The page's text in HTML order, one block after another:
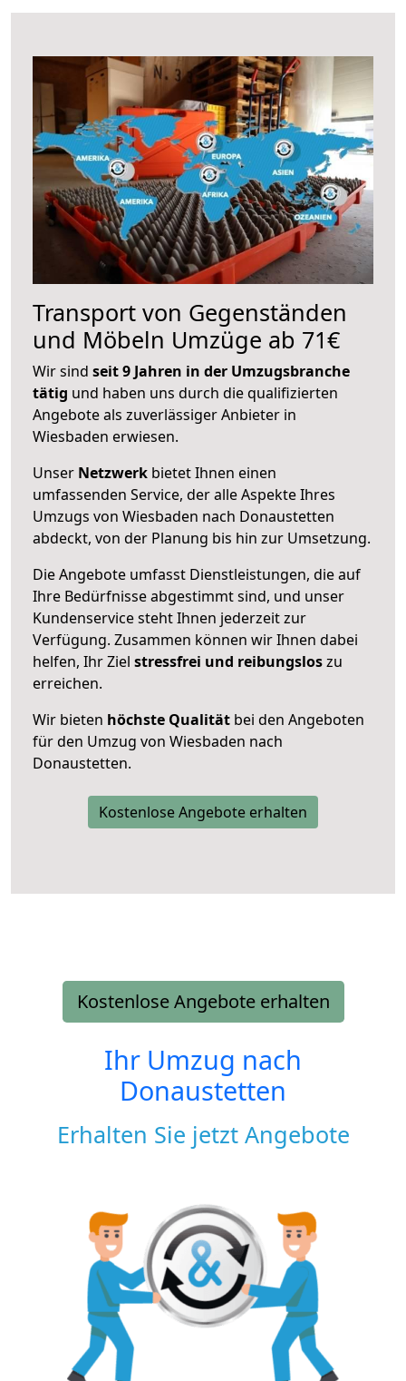
Transport von Gegenständen
und Möbeln Umzüge ab 71€
Wir sind seit 9 Jahren in der Umzugsbranche
tätig und haben uns durch die qualifizierten
Angebote als zuverlässiger Anbieter in
Wiesbaden erwiesen.
Unser Netzwerk bietet Ihnen einen
umfassenden Service, der alle Aspekte Ihres
Umzugs von Wiesbaden nach Donaustetten
abdeckt, von der Planung bis hin zur Umsetzung.
Die Angebote umfasst Dienstleistungen, die auf
Ihre Bedürfnisse abgestimmt sind, und unser
Kundenservice steht Ihnen jederzeit zur
Verfügung. Zusammen können wir Ihnen dabei
helfen, Ihr Ziel stressfrei und reibungsloszu
erreichen.
Wir bieten höchste Qualität bei den Angeboten
für den Umzug von Wiesbaden nach
Donaustetten.
Kostenlose Angebote erhalten
Kostenlose Angebote erhalten
Ihr Umzug nach
Donaustetten
Erhalten Sie jetzt Angebote